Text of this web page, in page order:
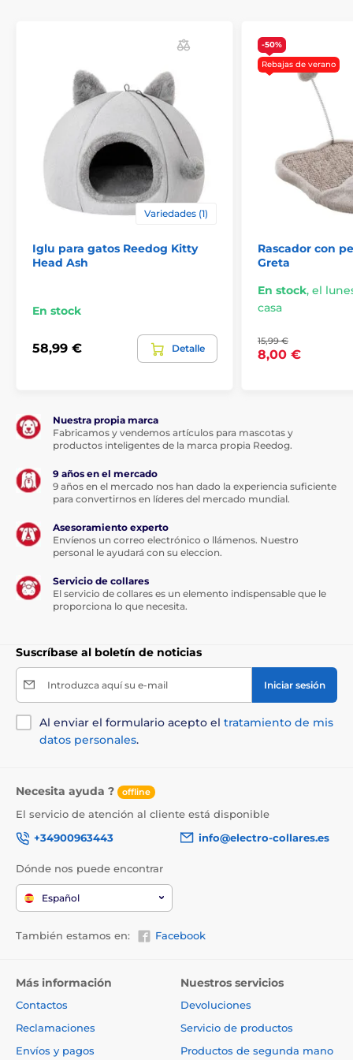
agujas para gatos. Lavable a máquina a 30° (modo
carácter ilustrativo.
El producto aparece en las categorías
Camas y casetas para perros Iglú
Para los perros pequeños
Camas
Variedades (1)
Iglu para gatos Reedog Kitty
Head Ash
En stock
58,99 € Detalle
-50%
Rebajas de verano
Rascador con
Greta
En stock, el
casa
15,99 €
8,00 €
Nuestra propia marca
Fabricamos y vendemos artículos para mascotas y
productos inteligentes de la marca propia Reedog.
9 años en el mercado
9 años en el mercado nos han dado la experiencia suficiente
para convertirnos en líderes del mercado mundial.
Asesoramiento experto
Envíenos un correo electrónico o llámenos. Nuestro
personal le ayudará con su eleccion.
Servicio de collares
El servicio de collares es un elemento indispensable que le
proporciona lo que necesita.
Suscríbase al boletín de noticias
Introduzca aquí su e-mail Iniciar sesión
Al enviar el formulario acepto el tratamiento de mis
datos personales.
Necesita ayuda ? offline
El servicio de atención al cliente está disponible
+34900963443
info@electro-collares.es
Dónde nos puede encontrar
Español
También estamos en: Facebook
Más información
Contactos
Reclamaciones
Envíos y pagos
Nuestros servicios
Devoluciones
Servicio de productos
Productos de segunda mano